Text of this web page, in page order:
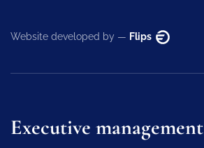
Website developed by — Flips
Executive management